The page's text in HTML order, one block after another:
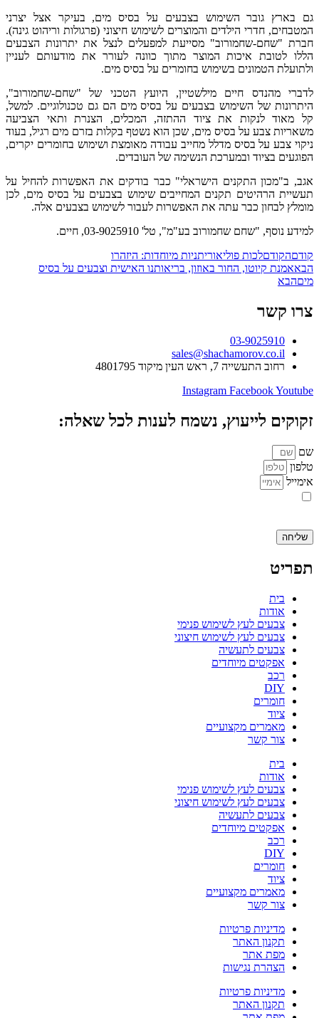
גם בארץ גובר השימוש בצבעים על בסיס מים, בעיקר אצל יצרני
המטבחים, חדרי הילדים והמוצרים לשימוש חיצוני (פרגולות וריהוט גינה).
חברת "שחם-שחמורוב" מסייעת למפעלים לנצל את יתרונות הצבעים
הללו לטובת איכות המוצר מתוך כוונה לעורר את מודעותם לעניין
ולתועלת הטמונים בשימוש בחומרים על בסיס מים.
לדברי מהנדס חיים מילשטיין, היועץ הטכני של "שחם-שחמורוב",
היתרונות של השימוש בצבעים על בסיס מים הם גם טכנולוגיים. למשל,
קל מאוד לנקות את ציוד ההתזה, המכלים, הצנרת ותאי הצביעה
משאריות צבע על בסיס מים, שכן הוא נשטף בקלות בזרם מים רגיל, בעוד
ניקוי צבע על בסיס מדלל מחייב עבודה מאומצת ושימוש בחומרים יקרים,
הפוגעים בציוד ובמערכת הנשימה של העובדים.
אגב, ב"מכון התקנים הישראלי" כבר בודקים את האפשרות להחיל על
תעשיית הרהיטים תקנים המחייבים שימוש בצבעים על בסיס מים, לכן
מומלץ לבחון כבר עתה את האפשרות לעבור לשימוש בצבעים אלה.
למידע נוסף, "שחם שחמורוב בע"מ", טל' 03-9025910, חיים.
קודםהקודםלכות פוליאוריתניות מיוחדות: היזהרו
הבאאמנת קיוטו, החור באוזון, בריאותנו האישית וצבעים על בסיס
מיםהבא
צרו קשר
03-9025910
sales@shachamorov.co.il
רחוב התעשייה 7, ראש העין מיקוד 4801795
Instagram FacebookYoutube
זקוקים לייעוץ, נשמח לענות לכל שאלה:
שם
טלפון
אימייל
שליחה
תפריט
בית
אודות
צבעים לעץ לשימוש פנימי
צבעים לעץ לשימוש חיצוני
צבעים לתעשיה
אפקטים מיוחדים
רכב
DIY
חומרים
ציוד
מאמרים מקצועיים
צור קשר
בית
אודות
צבעים לעץ לשימוש פנימי
צבעים לעץ לשימוש חיצוני
צבעים לתעשיה
אפקטים מיוחדים
רכב
DIY
חומרים
ציוד
מאמרים מקצועיים
צור קשר
מדיניות פרטיות
תקנון האתר
מפת אתר
הצהרת נגישות
מדיניות פרטיות
תקנון האתר